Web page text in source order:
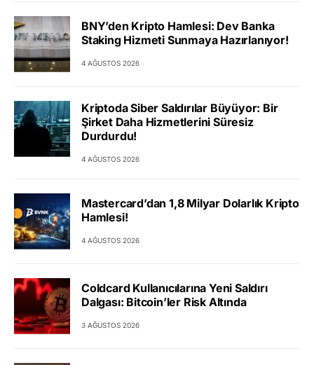
BNY’den Kripto Hamlesi: Dev Banka
Staking Hizmeti Sunmaya Hazırlanıyor!
4 AĞUSTOS 2026
Kriptoda Siber Saldırılar Büyüyor: Bir
Şirket Daha Hizmetlerini Süresiz
Durdurdu!
4 AĞUSTOS 2026
Mastercard’dan 1,8 Milyar Dolarlık Kripto
Hamlesi!
4 AĞUSTOS 2026
Coldcard Kullanıcılarına Yeni Saldırı
Dalgası: Bitcoin’ler Risk Altında
3 AĞUSTOS 2026